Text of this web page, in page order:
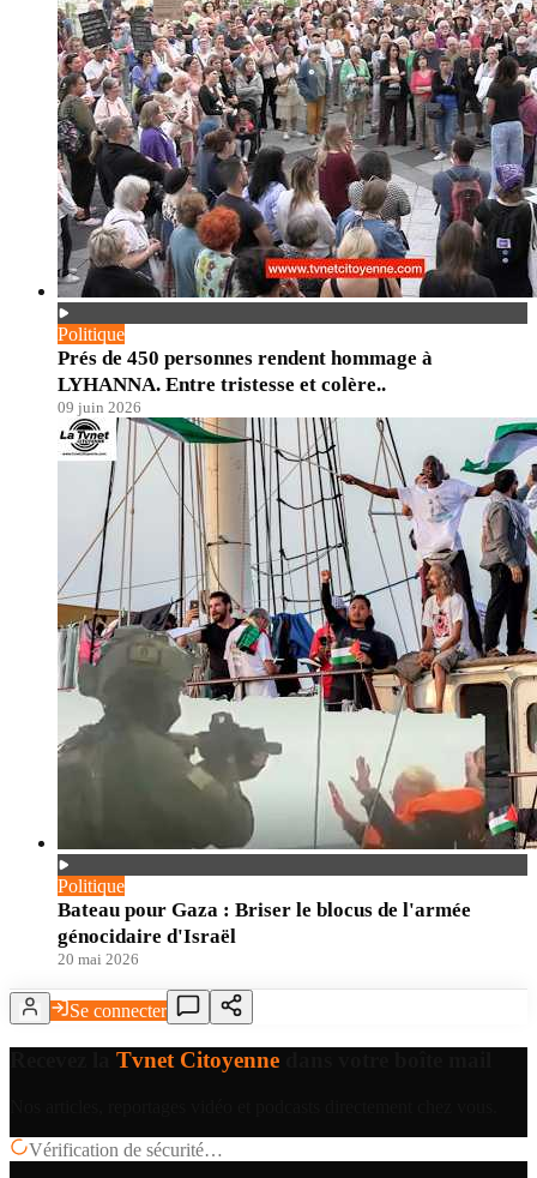
Politique
Prés de 450 personnes rendent hommage à
LYHANNA. Entre tristesse et colère..
09 juin 2026
Politique
Bateau pour Gaza : Briser le blocus de l'armée
génocidaire d'Israël
20 mai 2026
Se connecter
Tvnet Citoyenne
Vérification de sécurité…